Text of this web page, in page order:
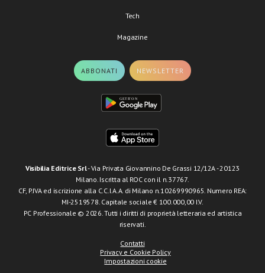
Tech
Magazine
ABBONATI NEWSLETTER
Visibilia Editrice Srl- Via Privata Giovannino De Grassi 12/12A - 20123
Milano. Iscritta al ROC con il n.37767.
CF, P.IVA ed iscrizione alla C.C.I.A.A. di Milano n.10269990965. Numero REA:
MI-2519578. Capitale sociale € 100.000,00 I.V.
PC Professionale © 2026. Tutti i diritti di proprietà letteraria ed artistica
riservati.
Contatti
Privacy e Cookie Policy
Impostazioni cookie